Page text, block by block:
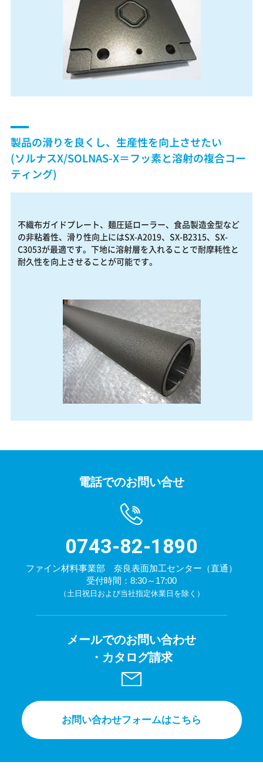
製品の滑りを良くし、生産性を向上させたい
(ソルナスX/SOLNAS-X＝フッ素と溶射の複合コー
ティング)
不織布ガイドプレート、麺圧延ローラー、食品製造金型など
の非粘着性、滑り性向上にはSX-A2019、SX-B2315、SX-
C3053が最適です。下地に溶射層を入れることで耐摩耗性と
耐久性を向上させることが可能です。
電話でのお問い合せ
0743-82-1890
ファイン材料事業部 奈良表面加工センター（直通）
受付時間：8:30～17:00
（土日祝日および当社指定休業日を除く）
メールでのお問い合わせ
・カタログ請求
お問い合わせフォームはこちら